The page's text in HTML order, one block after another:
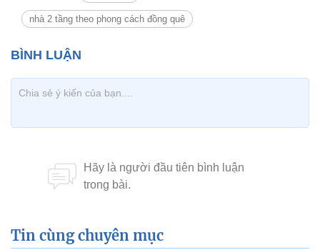
nhà 2 tầng theo phong cách đồng quê
Tin cùng chuyên mục